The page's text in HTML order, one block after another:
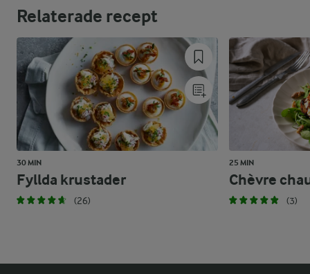
Relaterade recept
30 MIN
Fyllda krustader
(26)
25 MIN
Chèvre
(3)